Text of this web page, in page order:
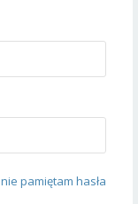
nie pamiętam hasła